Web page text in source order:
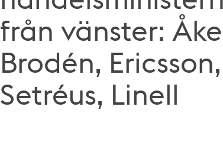
från vänster:
Brodén,
Setréus, Linell